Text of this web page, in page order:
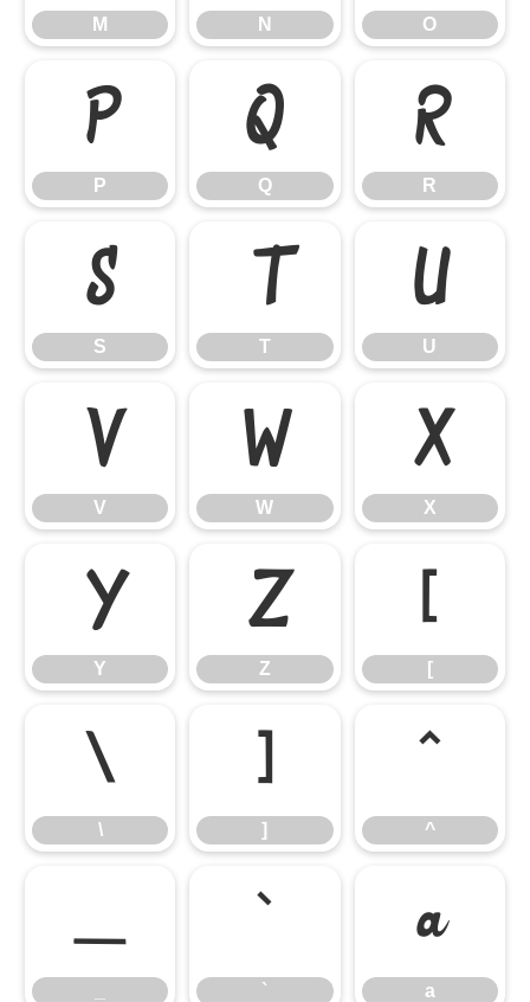
M N O
P
P
Q
Q
R
R
S
S
T
T
U
U
V
V
W
W
X
X
Y
Y
Z
Z
[
[
\
\
]
]
^
^
_ `
`
a
a